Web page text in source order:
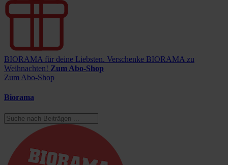
BIORAMA für deine Liebsten. Verschenke BIORAMA zu
Weihnachten! Zum Abo-Shop
Zum Abo-Shop
Biorama